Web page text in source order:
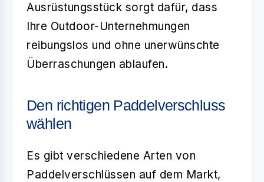
Ausrüstungsstück sorgt dafür, dass
Ihre Outdoor-Unternehmungen
reibungslos und ohne unerwünschte
Überraschungen ablaufen.
Den richtigen Paddelverschluss
wählen
Es gibt verschiedene Arten von
Paddelverschlüssen auf dem Markt,